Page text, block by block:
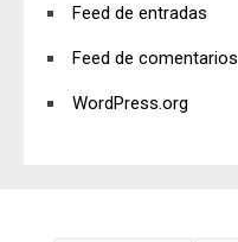
Feed de entradas
Feed de comentarios
WordPress.org